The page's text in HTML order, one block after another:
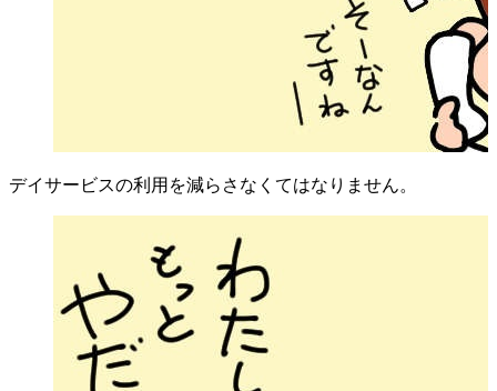
デイサービスの利用を減らさなくてはなりません。